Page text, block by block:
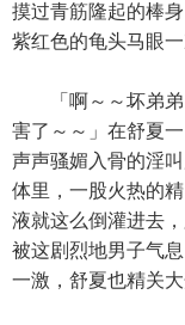
摸过青筋隆起的棒身
紫红色的龟头马眼
「啊～～坏弟弟
害了～～」在舒夏一
声声骚媚入骨的淫
体里，一股火热的精
液就这么倒灌进去
被这剧烈地男子气息
一激，舒夏也精关